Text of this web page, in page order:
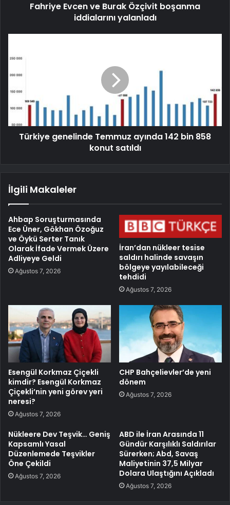
Fahriye Evcen ve Burak Özçivit boşanma
iddialarını yalanladı
Türkiye genelinde Temmuz ayında 142 bin 858
konut satıldı
İlgili Makaleler
Ahbap Soruşturmasında
Ece Üner, Gökhan Özoğuz
ve Öykü Serter Tanık
Olarak İfade Vermek Üzere
Adliyeye Geldi
Ağustos 7, 2026
İran’dan nükleer tesise
saldırı halinde savaşın
bölgeye yayılabileceği
tehdidi
Ağustos 7, 2026
Esengül Korkmaz Çiçekli
kimdir? Esengül Korkmaz
Çiçekli’nin yeni görev yeri
neresi?
Ağustos 7, 2026
CHP Bahçelievler’de yeni
dönem
Ağustos 7, 2026
Nükleere Dev Teşvik… Geniş
Kapsamlı Yasal
Düzenlemede Teşvikler
Öne Çekildi
Ağustos 7, 2026
ABD ile İran Arasında 11
Gündür Karşılıklı Saldırılar
Sürerken; Abd, Savaş
Maliyetinin 37,5 Milyar
Dolara Ulaştığını Açıkladı
Ağustos 7, 2026